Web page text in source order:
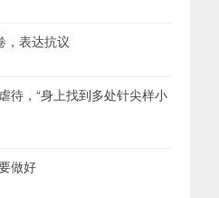
，表达抗议
待，“身上找到多处针尖样小
做好